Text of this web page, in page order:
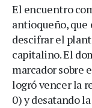
El encuentro
antioqueño,
descifrar el
capitalino. El
marcador sobre
logró vencer la
0) y desatando